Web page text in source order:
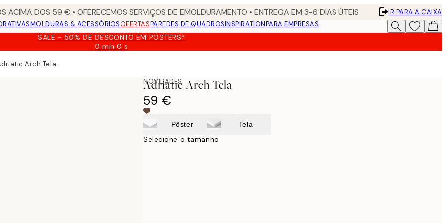
ACIMA DOS 59 € • OFERECEMOS SERVIÇOS DE EMOLDURAMENTO • ENTREGA EM 3-6 DIAS ÚTEIS
IR PARA A CAIXA
MOLDURAS & ACESSÓRIOSOFERTASPAREDES DE QUADROSINSPIRATIONPARA EMPRESAS
SALE - 50% DE DESCONTO EM POSTERS*
0 min0 s
Válido
Arch Tela
NOVIDADES
Adriatic Arch Tela
59 €
Pôster Tela
Selecione o tamanho